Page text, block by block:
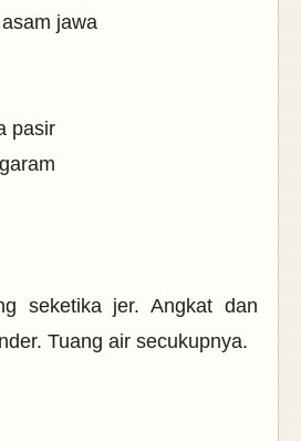
jawa
pasir
seketika jer. Angkat dan
Tuang air secukupnya.